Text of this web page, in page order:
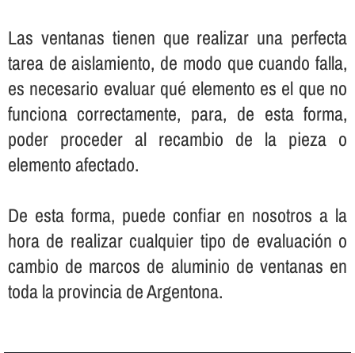
Las ventanas tienen que realizar una perfecta
tarea de aislamiento, de modo que cuando falla,
es necesario evaluar qué elemento es el que no
funciona correctamente, para, de esta forma,
poder proceder al recambio de la pieza o
elemento afectado.
De esta forma, puede confiar en nosotros a la
hora de realizar cualquier tipo de evaluación o
cambio de marcos de aluminio de ventanas en
toda la provincia de Argentona.